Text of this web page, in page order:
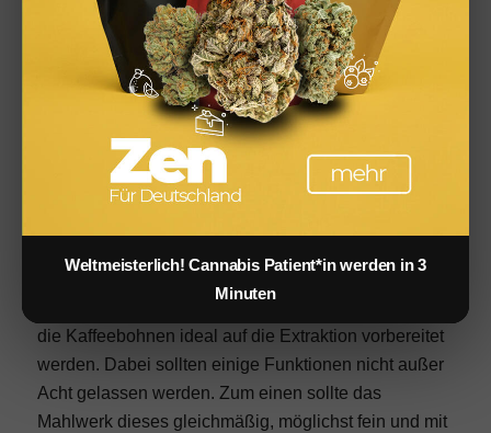
kostengünstigere Maschine. Für mehr Auswahl an
Getränken und Extra-Funktionen wie aufgeschäumter
Milch empfiehlt sich eher ein Vollautomat für einen
höheren Preis. Des Weiteren sollte die Maschine
natürlich einfach zu bedienen sein und Optisch sowie
von der Größe her passen.
Mahlwerk: Keramik oder Edelstahl? Wer macht
das Rennen
die Kaffeebohnen ideal auf die Extraktion vorbereitet
werden. Dabei sollten einige Funktionen nicht außer
Acht gelassen werden. Zum einen sollte das
Mahlwerk dieses gleichmäßig, möglichst fein und mit
Weltmeisterlich! Cannabis Patient*in werden in 3
Minuten